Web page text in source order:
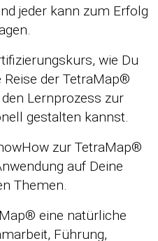
jeder kann zum Erfolg
wie Du
der TetraMap®
Lernprozess zur
gestalten kannst.
zur TetraMap®
auf Deine
Themen.
eine natürliche
Führung,